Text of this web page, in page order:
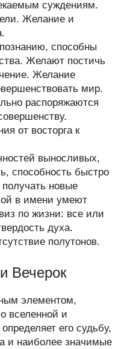
суждениям.
Желание и
способны
Желают постичь
Желание
мир.
распоряжаются
от восторга к
выносливых,
способность быстро
новые
в имени умеют
по жизни: все или
духа.
полутонов.
Вечерок
элементом,
вселенной и
его судьбу,
и наиболее значимые